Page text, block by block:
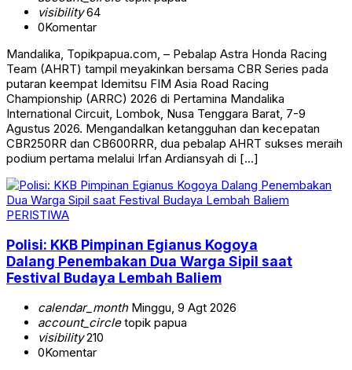
visibility64
0Komentar
Mandalika, Topikpapua.com, – Pebalap Astra Honda Racing
Team (AHRT) tampil meyakinkan bersama CBR Series pada
putaran keempat Idemitsu FIM Asia Road Racing
Championship (ARRC) 2026 di Pertamina Mandalika
International Circuit, Lombok, Nusa Tenggara Barat, 7-9
Agustus 2026. Mengandalkan ketangguhan dan kecepatan
CBR250RR dan CB600RRR, dua pebalap AHRT sukses meraih
podium pertama melalui Irfan Ardiansyah di […]
PERISTIWA
Polisi: KKB Pimpinan Egianus Kogoya
Dalang Penembakan Dua Warga Sipil saat
Festival Budaya Lembah Baliem
calendar_monthMinggu, 9 Agt 2026
account_circletopik papua
visibility210
0Komentar